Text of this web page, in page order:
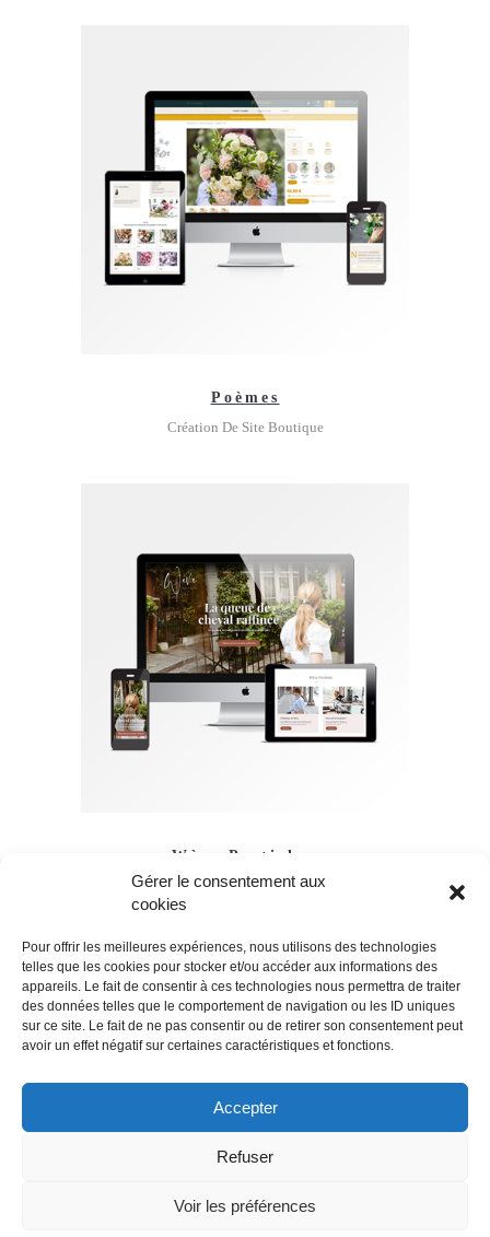
Gérer le consentement aux
cookies
Pour offrir les meilleures expériences, nous utilisons des technologies
telles que les cookies pour stocker et/ou accéder aux informations des
appareils. Le fait de consentir à ces technologies nous permettra de traiter
des données telles que le comportement de navigation ou les ID uniques
sur ce site. Le fait de ne pas consentir ou de retirer son consentement peut
avoir un effet négatif sur certaines caractéristiques et fonctions.
Accepter
Refuser
Voir les préférences
Poèmes
Création De Site Boutique
Wève Postiches
Création De Site Boutique
© 2018 - Tous droits réservés - Site web réalisé par Angela MADRID